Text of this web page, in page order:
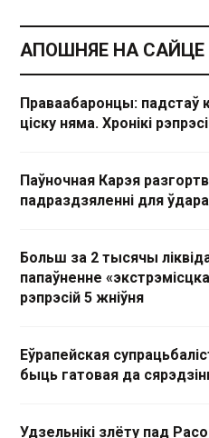
АПОШНЯЕ НА САЙЦЕ
Праваабаронцы: падстаў
ціску няма. Хронікі
Паўночная Карэя
падраздзяленні для
Больш за 2 тысячы
папаўненне
рэпрэсій 5 жніўня
Еўрапейская
быць гатовая да
Удзельнікі злёту пад